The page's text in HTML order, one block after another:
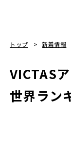
トップ 新着情報
VICTAS
世界ラン